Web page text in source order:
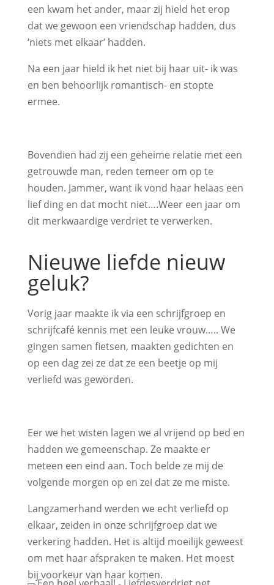
een kwam het ander, maar zij hield het erop
dat we gewoon een vriendschap hadden, dus
‘niets met elkaar’ hadden.
Na een jaar hield ik het niet bij haar uit- ik was
en ben behoorlijk romantisch- en stopte
ermee.
Bovendien had zij een geheime relatie met een
getrouwde man, reden temeer om op te
houden. Jammer, want ik vond haar helaas een
lief ding en dat mocht niet….Weer een jaar om
dit merkwaardige verdriet te verwerken.
Nieuwe liefde nieuw
geluk?
Vorig jaar maakte ik via een schrijfgroep en
schrijfcafé kennis met een leuke vrouw….. We
gingen samen fietsen, maakten gedichten en
op een dag zei ze dat ze een beetje op mij
verliefd was geworden.
Eer we het wisten lagen we al vrijend op bed en
hadden we gemeenschap. Ze maakte er
meteen een eind aan. Toch belde ze mij de
volgende morgen op en zei dat ze me miste.
Langzamerhand werden we echt verliefd op
elkaar, zeiden in onze schrijfgroep dat we
verkering hadden. Het is altijd moeilijk geweest
om met haar afspraken te maken. Het moest
bij voorkeur van haar komen.